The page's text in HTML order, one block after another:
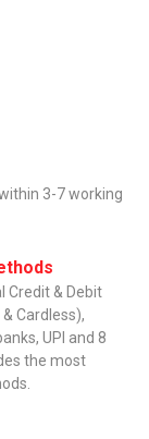
3-7 working
Credit & Debit
Cardless),
UPI and 8
the most